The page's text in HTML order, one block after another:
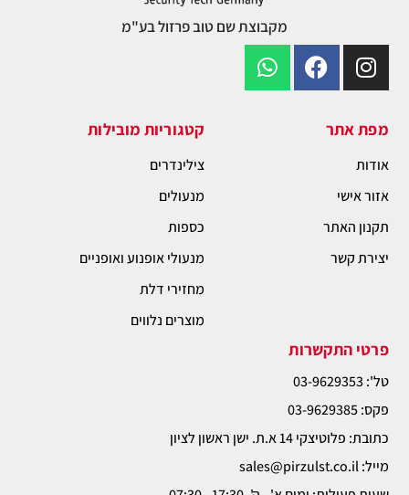
מקבוצת שם טוב פרזול בע"מ
מפת אתר
אודות
אזור אישי
תקנון האתר
יצירת קשר
קטגוריות מובילות
צילינדרים
מנעולים
כספות
מנעולי אופנוע ואופניים
מחזירי דלת
מוצרים נלווים
פרטי התקשרות
טל': 03-9629353
פקס: 03-9629385
כתובת: פלוטיצקי 14 א.ת. ישן ראשון לציון
מייל: sales@pirzulst.co.il